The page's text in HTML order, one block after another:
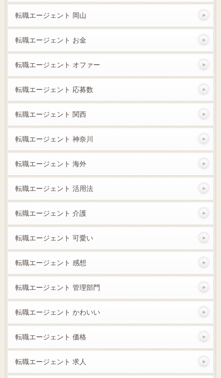
転職エージェント 岡山
転職エージェント お金
転職エージェント オファー
転職エージェント 応募数
転職エージェント 関西
転職エージェント 神奈川
転職エージェント 海外
転職エージェント 活用法
転職エージェント 介護
転職エージェント 可愛い
転職エージェント 感想
転職エージェント 管理部門
転職エージェント かわいい
転職エージェント 価格
転職エージェント 求人